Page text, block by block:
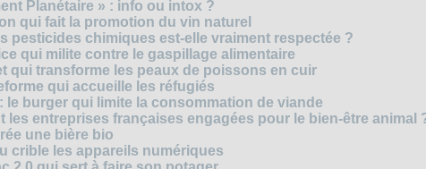
Planétaire » : info ou intox ?
qui fait la promotion du vin naturel
pesticides chimiques est-elle vraiment respectée ?
qui milite contre le gaspillage alimentaire
qui transforme les peaux de poissons en cuir
qui accueille les réfugiés
le burger qui limite la consommation de viande
les entreprises françaises engagées pour le bien-être animal
une bière bio
crible les appareils numériques